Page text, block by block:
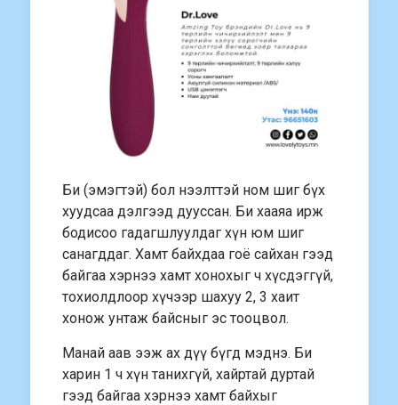
Би (эмэгтэй) бол нээлттэй ном шиг бүх
хуудсаа дэлгээд дууссан. Би хааяа ирж
бодисоо гадагшлуулдаг хүн юм шиг
санагддаг. Хамт байхдаа гоё сайхан гээд
байгаа хэрнээ хамт хонохыг ч хүсдэггүй,
тохиолдлоор хүчээр шахуу 2, 3 хаит
хонож унтаж байсныг эс тооцвол.
Манай аав ээж ах дүү бүгд мэднэ. Би
харин 1 ч хүн танихгүй, хайртай дуртай
гээд байгаа хэрнээ хамт байхыг